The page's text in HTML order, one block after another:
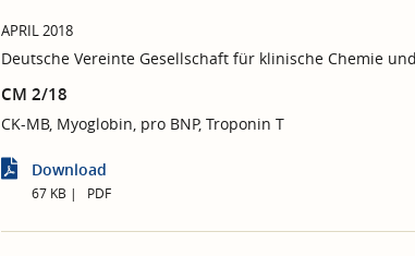
APRIL 2018
Deutsche Vereinte Gesellschaft für klinische Chemie
CM 2/18
CK-MB, Myoglobin, pro BNP, Troponin T
Download
67 KB PDF